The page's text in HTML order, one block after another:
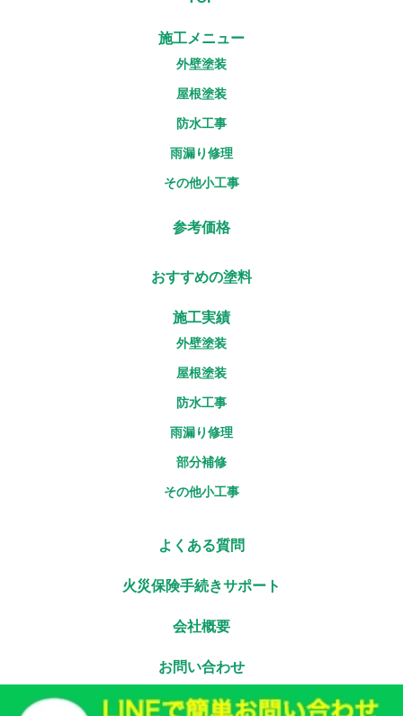
施工メニュー
外壁塗装
屋根塗装
防水工事
雨漏り修理
その他小工事
参考価格
おすすめの塗料
施工実績
外壁塗装
屋根塗装
防水工事
雨漏り修理
部分補修
その他小工事
よくある質問
火災保険手続きサポート
会社概要
お問い合わせ
プライバシーポリシー